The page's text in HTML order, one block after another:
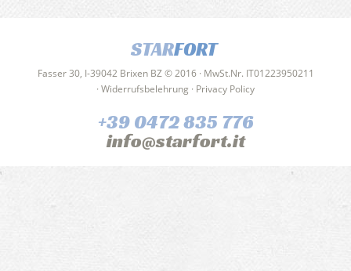
STARFORT
Fasser 30, I-39042 Brixen BZ © 2016 · MwSt.Nr. IT01223950211
· Widerrufsbelehrung · Privacy Policy
+39 0472 835 776
info@starfort.it